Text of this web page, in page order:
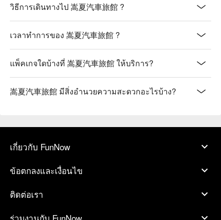
วิธีการเดินทางไป 嵩夏汽車旅館 ?
เวลาทำการของ 嵩夏汽車旅館 ?
แพ็คเกจใดบ้างที่ 嵩夏汽車旅館 ให้บริการ?
嵩夏汽車旅館 มีสิ่งอำนวยความสะดวกอะไรบ้าง?
เกี่ยวกับ FunNow
ข้อตกลงและเงื่อนไข
ติดต่อเรา